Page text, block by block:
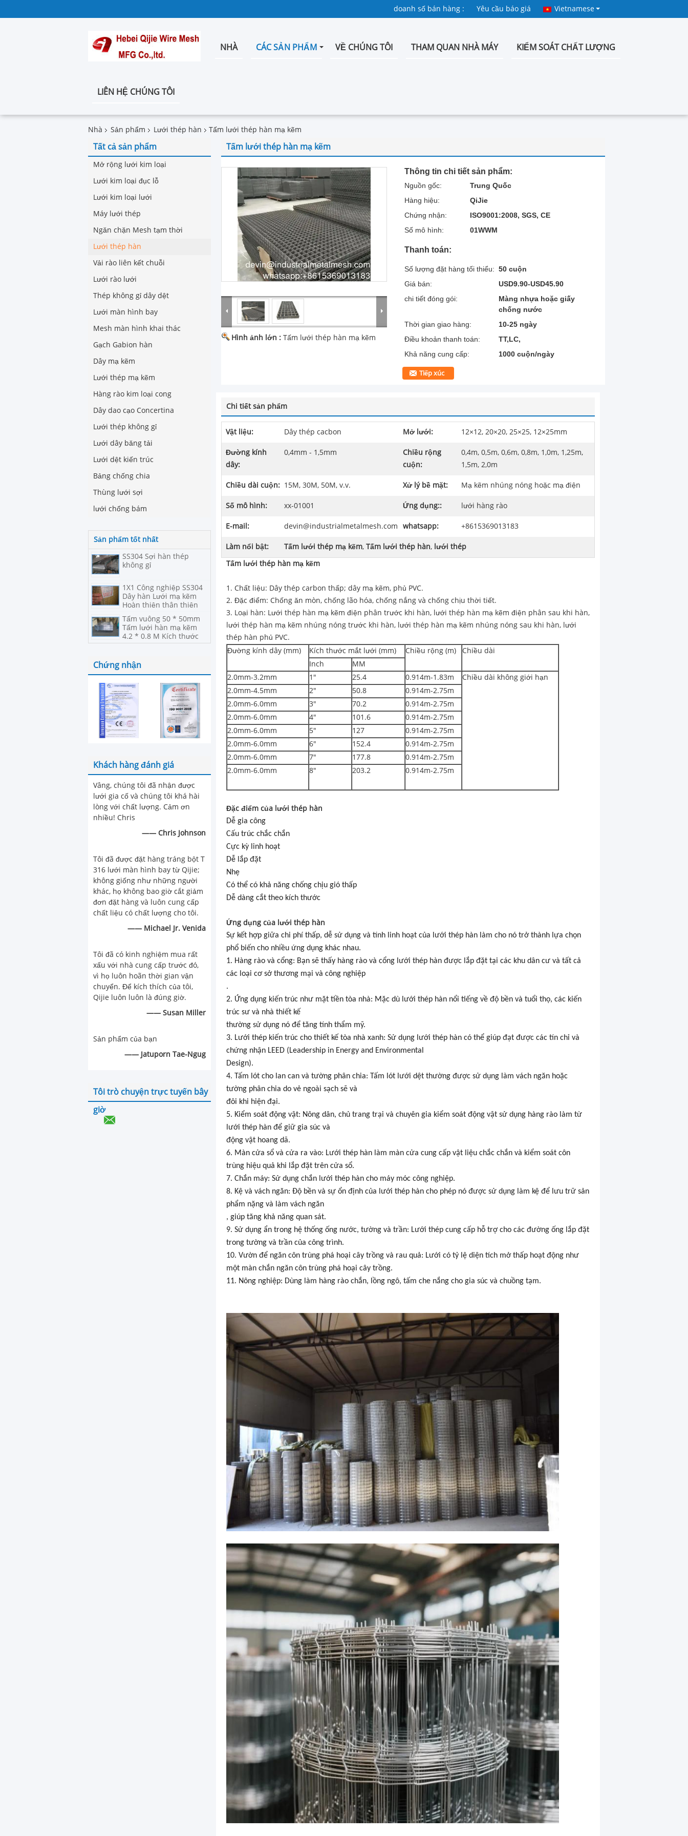
doanh số bán hàng : Yêu cầu báo giá Vietnamese
NHÀ CÁC SẢN PHẨM VỀ CHÚNG TÔI THAM QUAN NHÀ MÁY KIỂM SOÁT CHẤT LƯỢNG
LIÊN HỆ CHÚNG TÔI
Nhà Sản phẩm Lưới thép hàn Tấm lưới thép hàn mạ kẽm
Tất cả sản phẩm
Mở rộng lưới kim loại
Lưới kim loại đục lỗ
Lưới kim loại lưới
Máy lưới thép
Ngăn chặn Mesh tạm thời
Lưới thép hàn
Vải rào liên kết chuỗi
Lưới rào lưới
Thép không gỉ dây dệt
Lưới màn hình bay
Mesh màn hình khai thác
Gạch Gabion hàn
Dây mạ kẽm
Lưới thép mạ kẽm
Hàng rào kim loại cong
Dây dao cạo Concertina
Lưới thép không gỉ
Lưới dây băng tải
Lưới dệt kiến ​​​​trúc
Bảng chống chia
Thùng lưới sợi
lưới chống bám
Sản phẩm tốt nhất
SS304 Sợi hàn thép
không gỉ
1X1 Công nghiệp SS304
Dây hàn Lưới mạ kẽm
Hoàn thiện thân thiện
với môi
Tấm vuông 50 * 50mm
Tấm lưới hàn mạ kẽm
4.2 * 0.8 M Kích thước
Chứng nhận
Khách hàng đánh giá
Vâng, chúng tôi đã nhận được
lưới gia cố và chúng tôi khá hài
lòng với chất lượng. Cảm ơn
nhiều! Chris
—— Chris Johnson
Tôi đã được đặt hàng tráng bột T
316 lưới màn hình bay từ Qijie;
không giống như những người
khác, họ không bao giờ cắt giảm
đơn đặt hàng và luôn cung cấp
chất liệu có chất lượng cho tôi.
—— Michael Jr. Venida
Tôi đã có kinh nghiệm mua rất
xấu với nhà cung cấp trước đó,
vì họ luôn hoãn thời gian vận
chuyển. Để kích thích của tôi,
Qijie luôn luôn là đúng giờ.
—— Susan Miller
Sản phẩm của bạn
—— Jatuporn Tae-Ngug
Tôi trò chuyện trực tuyến bây
giờ
Tấm lưới thép hàn mạ kẽm
Hình ảnh lớn : Tấm lưới thép hàn mạ kẽm
Thông tin chi tiết sản phẩm:
Nguồn gốc:
Trung Quốc
Hàng hiệu:
QiJie
Chứng nhận:
ISO9001:2008, SGS, CE
Số mô hình:
01WWM
Thanh toán:
Số lượng đặt hàng tối thiểu: 50 cuộn
Giá bán:
USD9.90-USD45.90
chi tiết đóng gói:
Màng nhựa hoặc giấy
chống nước
Thời gian giao hàng:
10-25 ngày
Điều khoản thanh toán:
TT,LC,
Khả năng cung cấp:
1000 cuộn/ngày
Tiếp xúc
Chi tiết sản phẩm
Vật liệu: Dây thép cacbon Mở lưới: 12×12, 20×20, 25×25, 12×25mm
Đường kính
dây:
0,4mm - 1,5mm
Chiều rộng
cuộn:
0,4m, 0,5m, 0,6m, 0,8m, 1,0m, 1,25m,
1,5m, 2,0m
Chiều dài cuộn: 15M, 30M, 50M, v.v. Xử lý bề mặt: Mạ kẽm nhúng nóng hoặc mạ điện
Số mô hình: xx-01001 Ứng dụng:: lưới hàng rào
E-mail: devin@industrialmetalmesh.com whatsapp: +8615369013183
Làm nổi bật: Tấm lưới thép mạ kẽm, Tấm lưới thép hàn, lưới thép
Tấm lưới thép hàn mạ kẽm
1. Chất liệu: Dây thép carbon thấp; dây mạ kẽm, phủ PVC.
2. Đặc điểm: Chống ăn mòn, chống lão hóa, chống nắng và chống chịu thời tiết.
3. Loại hàn: Lưới thép hàn mạ kẽm điện phân trước khi hàn, lưới thép hàn mạ kẽm điện phân sau khi hàn,
lưới thép hàn mạ kẽm nhúng nóng trước khi hàn, lưới thép hàn mạ kẽm nhúng nóng sau khi hàn, lưới
thép hàn phủ PVC.
Đường kính dây (mm)
Kích thước mắt lưới (mm) Chiều rộng (m)
Chiều dài
Inch
MM
2.0mm-3.2mm
1" 25.4 0.914m-1.83m
Chiều dài không giới hạn
2.0mm-4.5mm
2" 50.8
0.914m-2.75m
2.0mm-6.0mm
3" 70.2
0.914m-2.75m
2.0mm-6.0mm
4" 101.6
0.914m-2.75m
2.0mm-6.0mm
5" 127
0.914m-2.75m
2.0mm-6.0mm
6" 152.4
0.914m-2.75m
2.0mm-6.0mm
7" 177.8
0.914m-2.75m
2.0mm-6.0mm
8" 203.2 0.914m-2.75m
Đặc điểm của lưới thép hàn
Dễ gia công
Cấu trúc chắc chắn
Cực kỳ linh hoạt
Dễ lắp đặt
Nhẹ
Có thể có khả năng chống chịu gió thấp
Dễ dàng cắt theo kích thước
Ứng dụng của lưới thép hàn
Sự kết hợp giữa chi phí thấp, dễ sử dụng và tính linh hoạt của lưới thép hàn làm cho nó trở thành lựa chọn
phổ biến cho nhiều ứng dụng khác nhau.
1. Hàng rào và cổng: Bạn sẽ thấy hàng rào và cổng lưới thép hàn được lắp đặt tại các khu dân cư và tất cả
các loại cơ sở thương mại và công nghiệp
.
2. Ứng dụng kiến trúc như mặt tiền tòa nhà: Mặc dù lưới thép hàn nổi tiếng về độ bền và tuổi thọ, các kiến
trúc sư và nhà thiết kế
thường sử dụng nó để tăng tính thẩm mỹ.
3. Lưới thép kiến trúc cho thiết kế tòa nhà xanh: Sử dụng lưới thép hàn có thể giúp đạt được các tín chỉ và
chứng nhận LEED (Leadership in Energy and Environmental
Design).
4. Tấm lót cho lan can và tường phân chia: Tấm lót lưới dệt thường được sử dụng làm vách ngăn hoặc
tường phân chia do vẻ ngoài sạch sẽ và
đôi khi hiện đại.
5. Kiểm soát động vật: Nông dân, chủ trang trại và chuyên gia kiểm soát động vật sử dụng hàng rào làm từ
lưới thép hàn để giữ gia súc và
động vật hoang dã.
6. Màn cửa sổ và cửa ra vào: Lưới thép hàn làm màn cửa cung cấp vật liệu chắc chắn và kiểm soát côn
trùng hiệu quả khi lắp đặt trên cửa sổ.
7. Chắn máy: Sử dụng chắn lưới thép hàn cho máy móc công nghiệp.
8. Kệ và vách ngăn: Độ bền và sự ổn định của lưới thép hàn cho phép nó được sử dụng làm kệ để lưu trữ sản
phẩm nặng và làm vách ngăn
, giúp tăng khả năng quan sát.
9. Sử dụng ẩn trong hệ thống ống nước, tường và trần: Lưới thép cung cấp hỗ trợ cho các đường ống lắp đặt
trong tường và trần của công trình.
10. Vườn để ngăn côn trùng phá hoại cây trồng và rau quả: Lưới có tỷ lệ diện tích mở thấp hoạt động như
một màn chắn ngăn côn trùng phá hoại cây trồng.
11. Nông nghiệp: Dùng làm hàng rào chắn, lồng ngô, tấm che nắng cho gia súc và chuồng tạm.